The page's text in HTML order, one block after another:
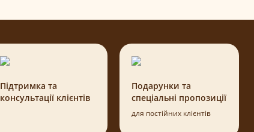
Підтримка та
консультації клієнтів
Подарунки та
спеціальні пропозиції
для постійних клієнтів